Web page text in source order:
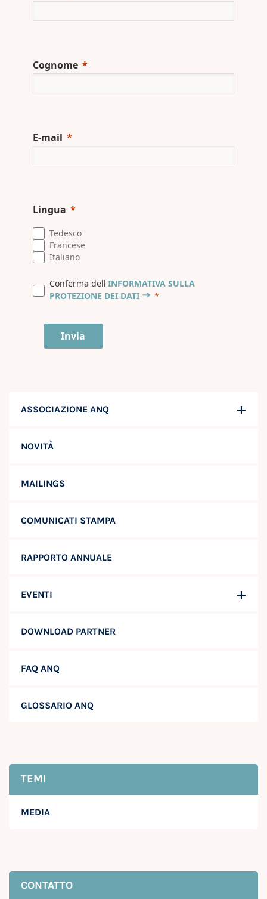
ASSOCIAZIONE ANQ
NOVITÀ
MAILINGS
COMUNICATI STAMPA
RAPPORTO ANNUALE
EVENTI
DOWNLOAD PARTNER
FAQ ANQ
GLOSSARIO ANQ
TEMI
MEDIA
CONTATTO
Cognome
E-mail
Lingua
Tedesco
Francese
Italiano
Conferma dell'INFORMATIVA SULLA
PROTEZIONE DEI DATI
Invia